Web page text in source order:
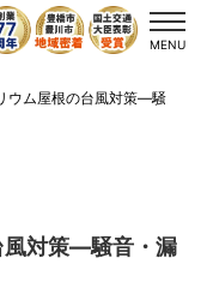
MENU
ウム屋根の台風対策—騒
風対策—騒音・漏